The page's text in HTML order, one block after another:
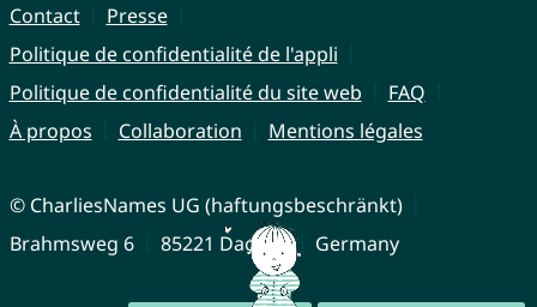
Contact
Presse
Politique de confidentialité de l'appli
Politique de confidentialité du site web
FAQ
À propos
Collaboration Mentions légales
© CharliesNames UG (haftungsbeschränkt)
Brahmsweg 6
85221 Dachau Germany